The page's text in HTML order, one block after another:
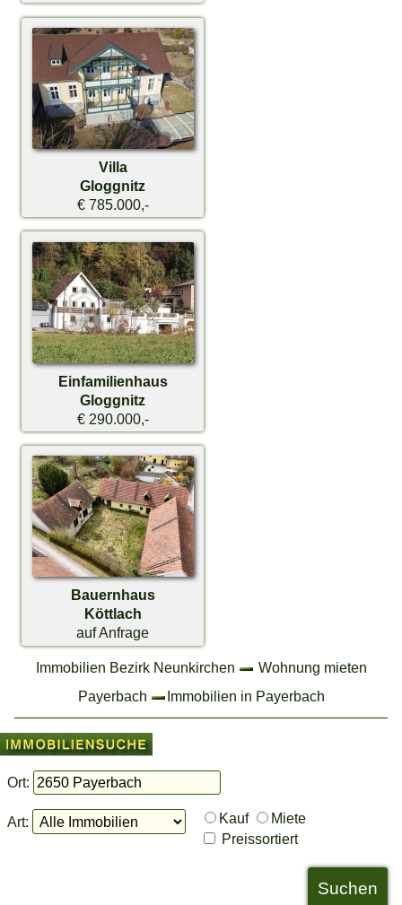
Villa
Gloggnitz
€ 785.000,-
Einfamilienhaus
Gloggnitz
€ 290.000,-
Bauernhaus
Köttlach
auf Anfrage
Immobilien Bezirk Neunkirchen
Wohnung mieten
Payerbach
Immobilien in Payerbach
Ort:
Art: Kauf
Miete
Preissortiert